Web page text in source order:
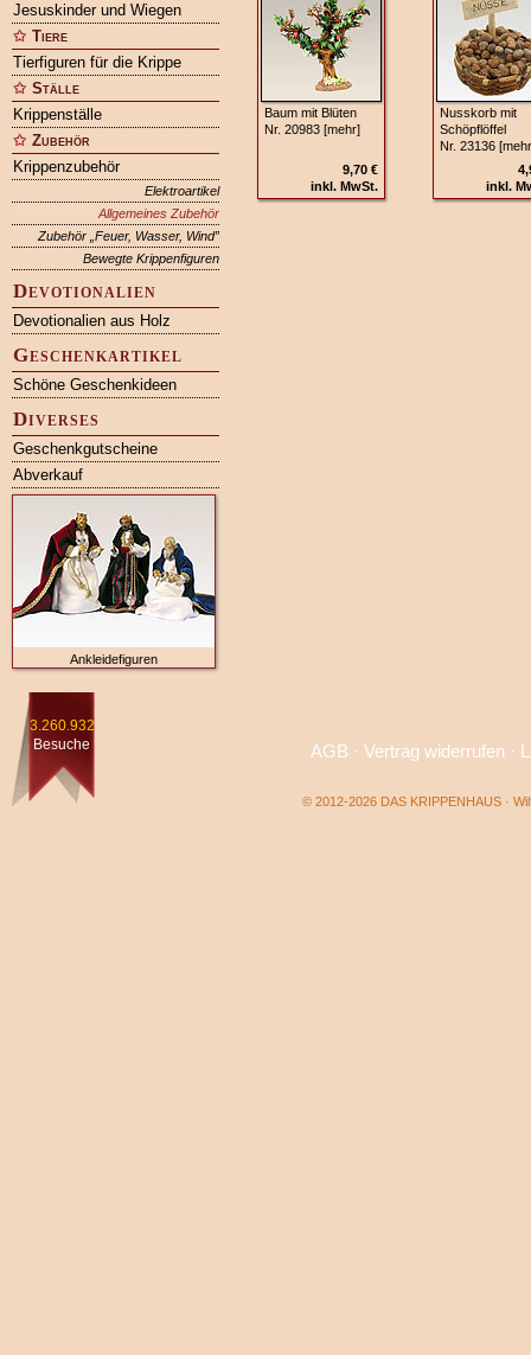
Jesuskinder und Wiegen
Tiere
Tierfiguren für die Krippe
Ställe
Krippenställe
Zubehör
Krippenzubehör
Elektroartikel
Allgemeines Zubehör
Zubehör „Feuer, Wasser, Wind”
Bewegte Krippenfiguren
Devotionalien
Devotionalien aus Holz
Geschenkartikel
Schöne Geschenkideen
Diverses
Geschenkgutscheine
Abverkauf
Ankleidefiguren
Baum mit Blüten
Nr. 20983 [mehr]
9,70 €
inkl. MwSt.
Nusskorb mit
Schöpflöffel
Nr. 23136
inkl.
3.260.932
Besuche
AGB · Vertrag widerrufen·
© 2012-2026 DAS KRIPPENHAUS ·